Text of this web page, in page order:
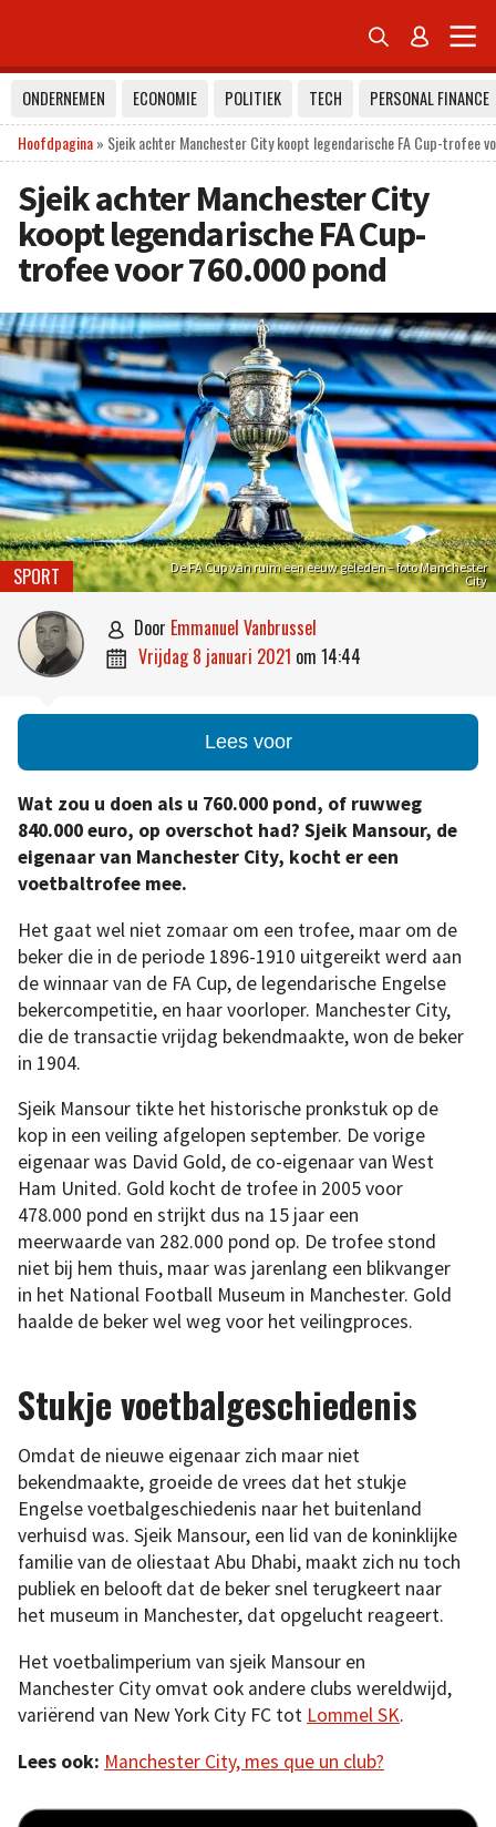
 
ONDERNEMEN ECONOMIE POLITIEK TECH
PERSONAL FINANCE
Hoofdpagina» Sjeik achter Manchester City koopt legendarische FA Cup-trofee
Sjeik achter Manchester City
koopt legendarische FA Cup-
trofee voor 760.000 pond
De FA Cup van ruim een eeuw geleden – foto Manchester
City
SPORT
 door Emmanuel Vanbrussel
 vrijdag 8 januari 2021 om 14:44
Lees voor
Wat zou u doen als u 760.000 pond, of ruwweg
840.000 euro, op overschot had? Sjeik Mansour, de
eigenaar van Manchester City, kocht er een
voetbaltrofee mee.
Het gaat wel niet zomaar om een trofee, maar om de
beker die in de periode 1896-1910 uitgereikt werd aan
de winnaar van de FA Cup, de legendarische Engelse
bekercompetitie, en haar voorloper. Manchester City,
die de transactie vrijdag bekendmaakte, won de beker
in 1904.
Sjeik Mansour tikte het historische pronkstuk op de
kop in een veiling afgelopen september. De vorige
eigenaar was David Gold, de co-eigenaar van West
Ham United. Gold kocht de trofee in 2005 voor
478.000 pond en strijkt dus na 15 jaar een
meerwaarde van 282.000 pond op. De trofee stond
niet bij hem thuis, maar was jarenlang een blikvanger
in het National Football Museum in Manchester. Gold
haalde de beker wel weg voor het veilingproces.
Stukje voetbalgeschiedenis
Omdat de nieuwe eigenaar zich maar niet
bekendmaakte, groeide de vrees dat het stukje
Engelse voetbalgeschiedenis naar het buitenland
verhuisd was. Sjeik Mansour, een lid van de koninklijke
familie van de oliestaat Abu Dhabi, maakt zich nu toch
publiek en belooft dat de beker snel terugkeert naar
het museum in Manchester, dat opgelucht reageert.
Het voetbalimperium van sjeik Mansour en
Manchester City omvat ook andere clubs wereldwijd,
variërend van New York City FC tot Lommel SK.
Lees ook: Manchester City, mes que un club?